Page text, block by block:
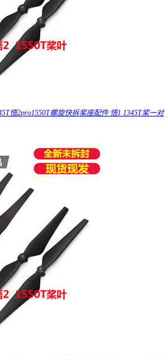
悟2pro1550T螺旋快拆桨座配件 悟1 1345T桨一对